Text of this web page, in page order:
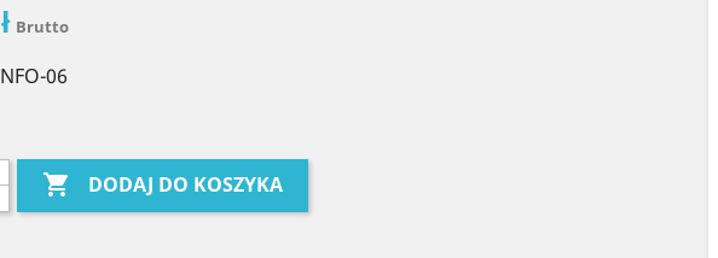
Brutto
06
 DODAJ DO KOSZYKA